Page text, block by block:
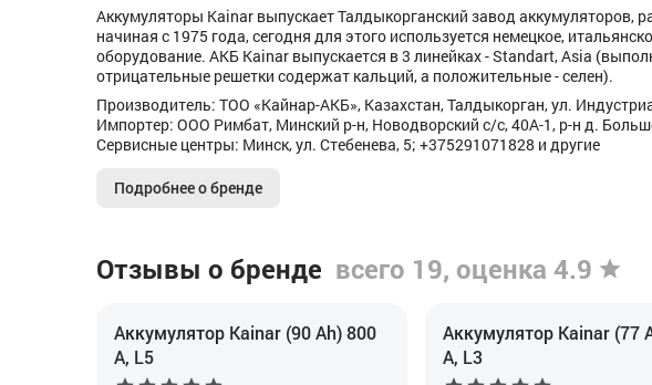
Аккумуляторы Kainar выпускает Талдыкорганский завод аккумуляторов,
начиная с 1975 года, сегодня для этого используется немецкое,
оборудование. АКБ Kainar выпускается в 3 линейках - Standart, Asia
отрицательные решетки содержат кальций, а положительные - селен).
Производитель: ТОО «Кайнар-АКБ», Казахстан, Талдыкорган, ул.
Импортер: ООО Римбат, Минский р-н, Новодворский с/с, 40А-1, р-н д.
Сервисные центры: Минск, ул. Стебенева, 5; +375291071828 и другие
Подробнее о бренде
Отзывы о бренде всего 19, оценка 4.9
Аккумулятор Kainar (90 Ah) 800
А, L5
Аккумулятор Kainar (77
А, L3